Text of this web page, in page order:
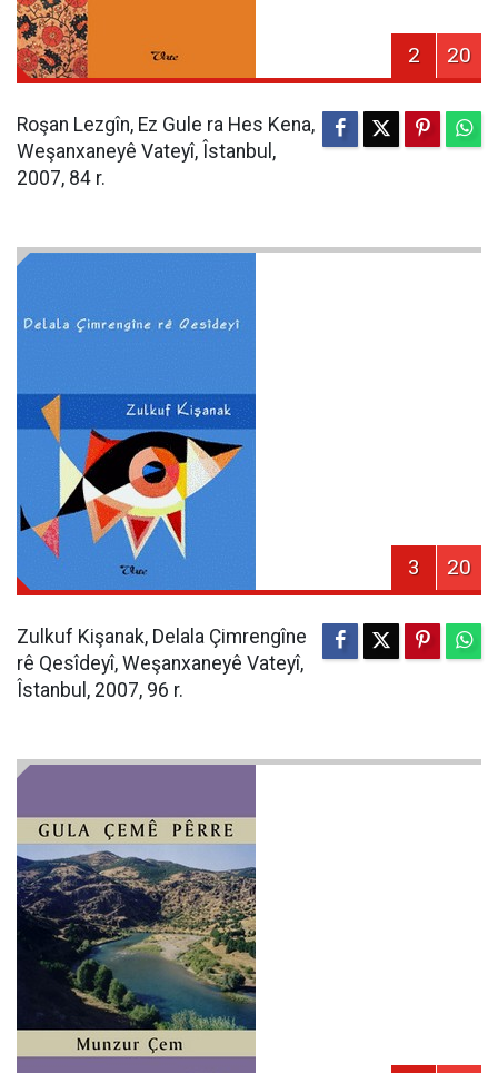
2 20
Roşan Lezgîn, Ez Gule ra Hes Kena,
Weşanxaneyê Vateyî, Îstanbul,
2007, 84 r.
3 20
Zulkuf Kişanak, Delala Çimrengîne
rê Qesîdeyî, Weşanxaneyê Vateyî,
Îstanbul, 2007, 96 r.